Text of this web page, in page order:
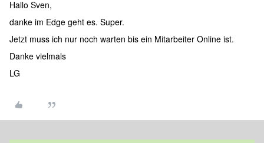
Hallo Sven,
danke im Edge geht es. Super.
Jetzt muss ich nur noch warten bis ein Mitarbeiter Online ist.
Danke vielmals
LG